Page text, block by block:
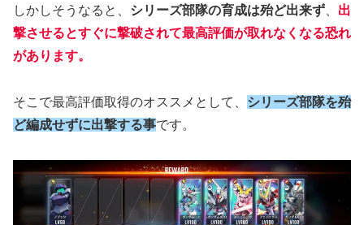
しかしそうなると、 シリーズ部隊の育成は殆ど出来ず
出
撃させるとすぐに撃破されて最高評価が取れなくなる恐れ
があります。
そこで最高評価取得のオススメとして、 シリーズ部隊を殆
ど編成せずに出撃する事です。